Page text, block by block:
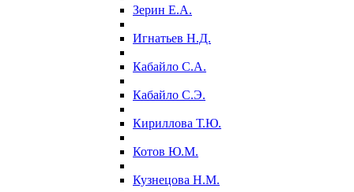
Зерин Е.А.
Игнатьев Н.Д.
Кабайло С.А.
Кабайло С.Э.
Кириллова Т.Ю.
Котов Ю.М.
Кузнецова Н.М.